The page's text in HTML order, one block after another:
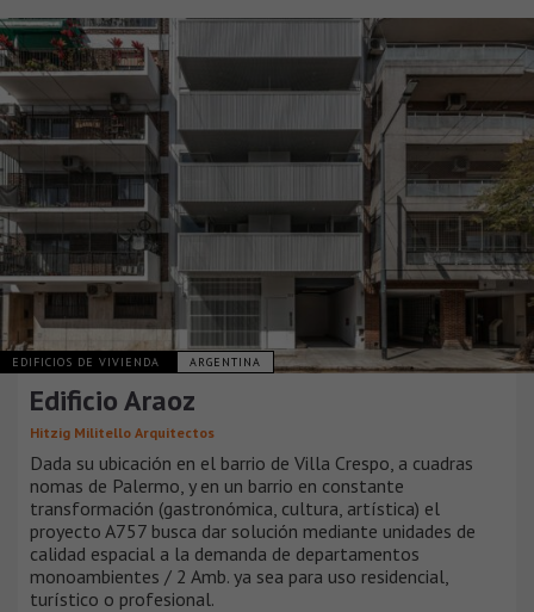
EDIFICIOS DE VIVIENDA ARGENTINA
Edificio Araoz
Hitzig Militello Arquitectos
Dada su ubicación en el barrio de Villa Crespo, a cuadras
nomas de Palermo, y en un barrio en constante
transformación (gastronómica, cultura, artística) el
proyecto A757 busca dar solución mediante unidades de
calidad espacial a la demanda de departamentos
monoambientes / 2 Amb. ya sea para uso residencial,
turístico o profesional.